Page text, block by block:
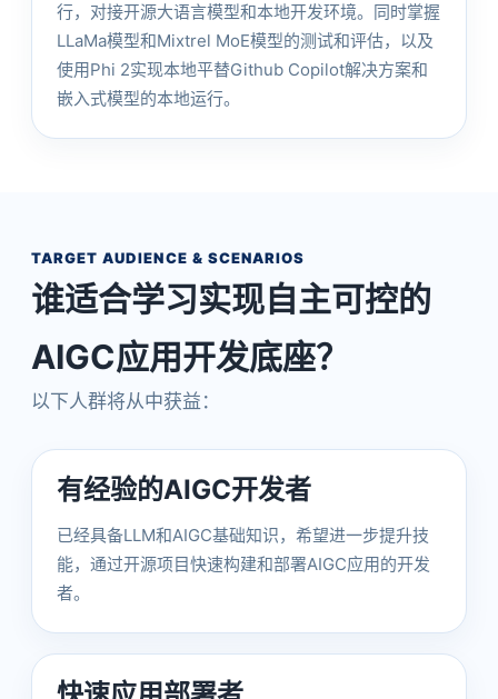
行，对接开源大语言模型和本地开发环境。同时掌握
LLaMa模型和Mixtrel MoE模型的测试和评估，以及
使用Phi 2实现本地平替Github Copilot解决方案和
嵌入式模型的本地运行。
TARGET AUDIENCE & SCENARIOS
谁适合学习实现自主可控的
AIGC应用开发底座？
以下人群将从中获益：
有经验的AIGC开发者
已经具备LLM和AIGC基础知识，希望进一步提升技
能，通过开源项目快速构建和部署AIGC应用的开发
者。